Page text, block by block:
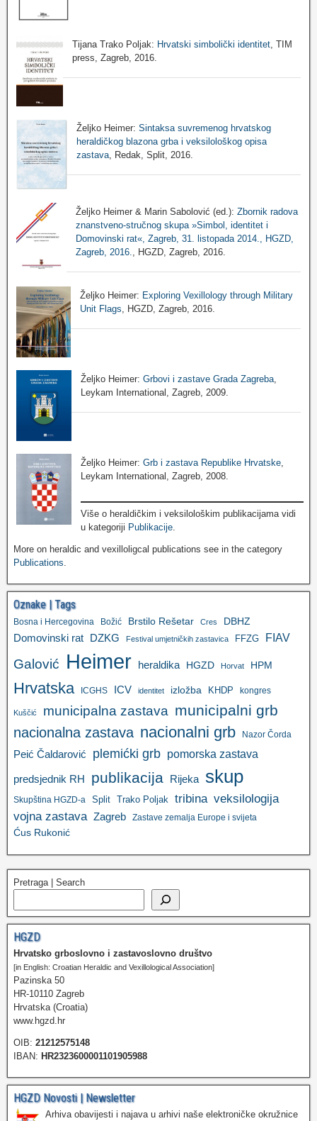
Tijana Trako Poljak: Hrvatski simbolički identitet , TIM
press, Zagreb, 2016.
Željko Heimer: Sintaksa suvremenog hrvatskog
heraldičkog blazona grba i veksilološkog opisa
zastava, Redak, Split, 2016.
Željko Heimer & Marin Sabolović (ed.): Zbornik radova
znanstveno-stručnog skupa »Simbol, identitet i
Domovinski rat«, Zagreb, 31. listopada 2014., HGZD,
Zagreb, 2016.
, HGZD, Zagreb, 2016.
Željko Heimer: Exploring Vexillology through Military
Unit Flags , HGZD, Zagreb, 2016.
Željko Heimer: Grbovi i zastave Grada Zagreba
Leykam International, Zagreb, 2009.
Željko Heimer:Grb i zastava Republike Hrvatske
Leykam International, Zagreb, 2008.
Više o heraldičkim i veksilološkim publikacijama vidi
u kategoriji Publikacije.
More on heraldic and vexilloligcal publications see in the category
Publications.
Oznake | Tags
Bosna i Hercegovina Božić Brstilo Rešetar Cres DBHZ
Domovinski rat DZKG Festival umjetničkih zastavica FFZG FIAV
Galović Heimer heraldika HGZD Horvat HPM
Hrvatska ICGHS ICV identitet izložba KHDP kongres
Kuščić municipalna zastava municipalni grb
nacionalna zastava nacionalni grb Nazor Čorda
Peić Čaldarović plemićki grb pomorska zastava
predsjednik RH publikacija Rijeka skup
Skupština HGZD-a Split Trako Poljak tribina veksilologija
vojna zastava Zagreb Zastave zemalja Europe i svijeta
Ćus Rukonić
Pretraga | Search
HGZD
Hrvatsko grboslovno i zastavoslovno društvo
[in English: Croatian Heraldic and Vexillological Association]
Pazinska 50
HR-10110 Zagreb
Hrvatska (Croatia)
www.hgzd.hr
OIB: 21212575148
IBAN: HR2323600001101905988
HGZD Novosti | Newsletter
Arhiva obavijesti i najava u arhivi naše elektroničke okružnice